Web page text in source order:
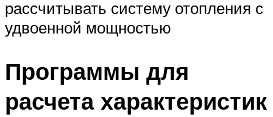
рассчитывать систему отопления с
удвоенной мощностью
Программы для
расчета характеристик